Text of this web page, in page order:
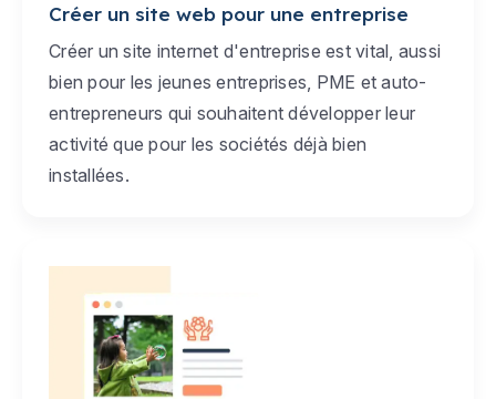
Créer un site web pour une entreprise
Créer un site internet d'entreprise est vital, aussi
bien pour les jeunes entreprises, PME et auto-
entrepreneurs qui souhaitent développer leur
activité que pour les sociétés déjà bien
installées.